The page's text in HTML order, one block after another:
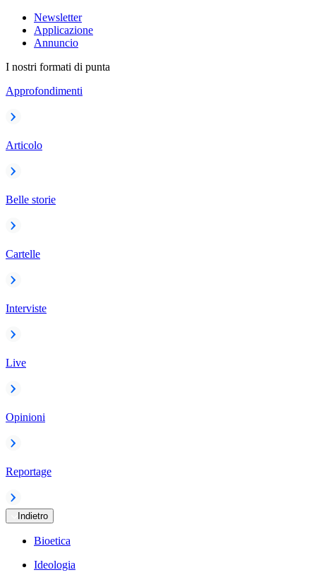
Newsletter
Applicazione
Annuncio
I nostri formati di punta
Approfondimenti
Articolo
Belle storie
Cartelle
Interviste
Live
Opinioni
Reportage
Indietro
Bioetica
Ideologia